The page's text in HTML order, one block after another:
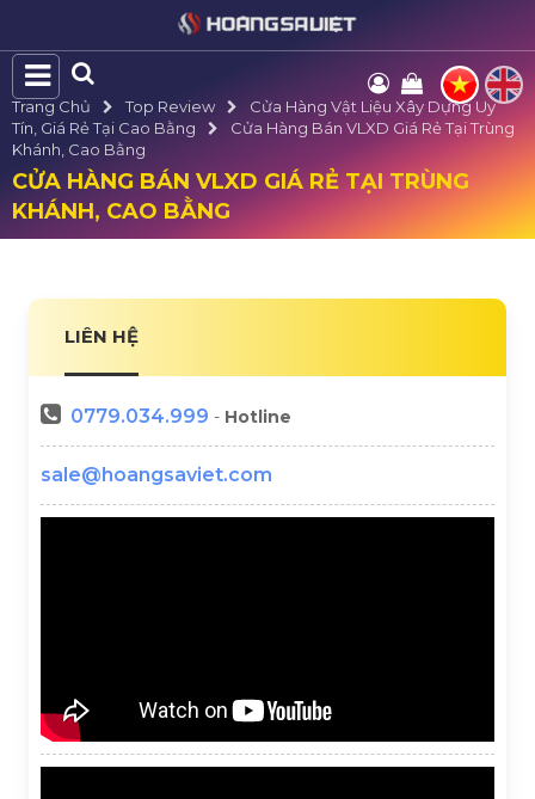
Trang Chủ Top Review
Cửa Hàng Vật Liệu Xây Dựng Uy
Tín, Giá Rẻ Tại Cao Bằng
Cửa Hàng Bán VLXD Giá Rẻ Tại Trùng
Khánh, Cao Bằng
CỬA HÀNG BÁN VLXD GIÁ RẺ TẠI TRÙNG
KHÁNH, CAO BẰNG
LIÊN HỆ
0779.034.999 - Hotline
sale@hoangsaviet.com